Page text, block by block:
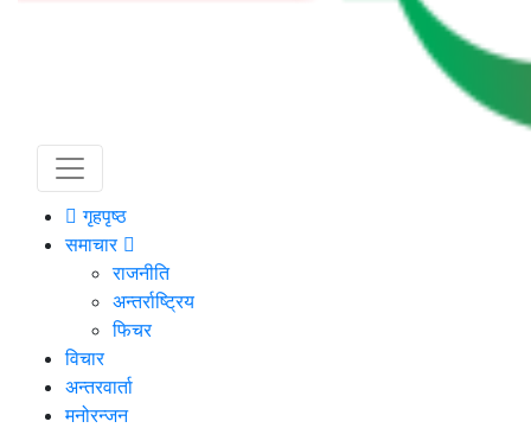
गृहपृष्ठ
समाचार
राजनीति
अन्तर्राष्ट्रिय
फिचर
विचार
अन्तरवार्ता
मनोरन्जन